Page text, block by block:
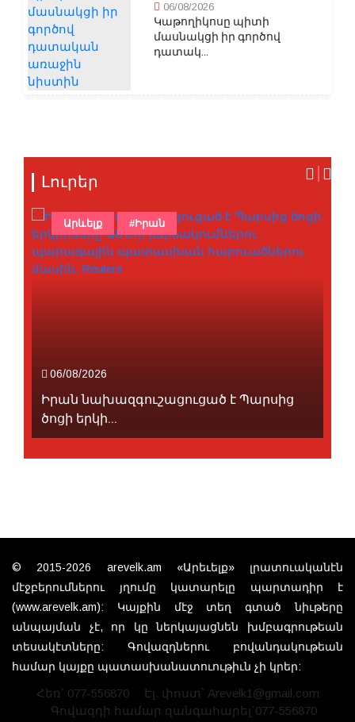
06/08/2026
Կաթողիկոսը պիտի
մասնակցի իր գործով
դատակ...
Լուրեր
06/08/2026
Իրան նախազգուշացուցած է Պարսից
ծոցի երկի...
Արևելք #Իրան
© 2015-2026 arevelk.am «Արեւելք» լրատուականէն
մէջբերումներու յղումը կատարելը պարտադիր է
(www.arevelk.am): Կայքին մէջ տեղ գտած նիւթերը
անպայման չէ, որ կը ներկայացնեն խմբագրութեան
տեսակէտները: Գովազդներու բովանդակութեան
համար կայքը պատասխանատուութիւն չի կրեր:
Հեռ՝ 077-556870
Էլ. փոստ՝ Arevelk1@gmail.com
Գովազդի համար զանգահարել`077-556870